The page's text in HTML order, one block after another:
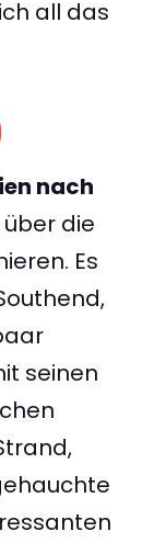
all das
nach
über die
Es
seinen